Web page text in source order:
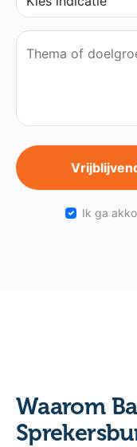
Thema of
Ik ga
Waarom